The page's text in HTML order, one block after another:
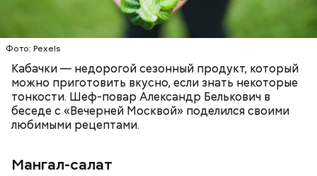
Фото: Pexels
Кабачки — недорогой сезонный продукт, который
можно приготовить вкусно, если знать некоторые
тонкости. Шеф-повар Александр Белькович в
беседе с «Вечерней Москвой» поделился своими
любимыми рецептами.
Мангал-салат